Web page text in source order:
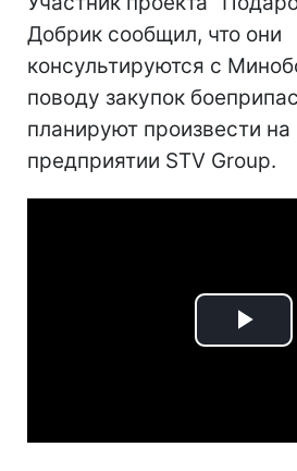
Добрик сообщил, что они
консультируются с
поводу закупок
планируют произвести
предприятии STV Group.
Play